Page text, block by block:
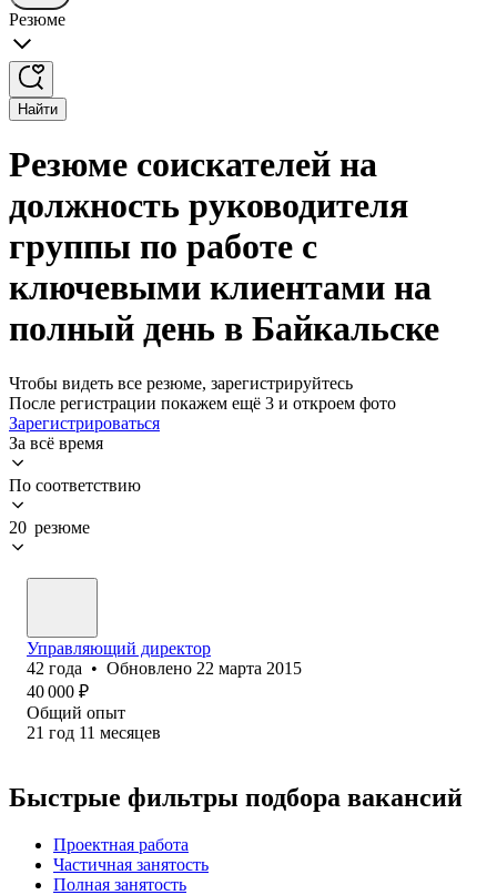
Резюме
Найти
Резюме соискателей на
должность руководителя
группы по работе с
ключевыми клиентами на
полный день в Байкальске
Чтобы видеть все резюме, зарегистрируйтесь
После регистрации покажем ещё 3 и откроем фото
Зарегистрироваться
За всё время
По соответствию
20 резюме
Управляющий директор
42 года • Обновлено 22 марта 2015
40 000 ₽
Общий опыт
21 год 11 месяцев
Быстрые фильтры подбора вакансий
Проектная работа
Частичная занятость
Полная занятость